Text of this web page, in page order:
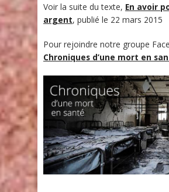
Voir la suite du texte, En avoir
argent, publié le 22 mars 2015
Pour rejoindre notre groupe
Chroniques d’une mort en